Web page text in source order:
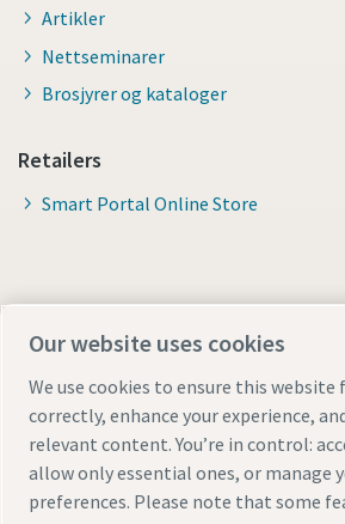
Artikler
Nettseminarer
Brosjyrer og kataloger
Retailers
Smart Portal Online Store
Juridisk informasjon og
TilgjengelighetOmrådekart
Our website uses cookies
We use cookies to ensure this website
correctly, enhance your experience,
relevant content. You’re in control:
allow only essential ones, or manage
preferences. Please note that some